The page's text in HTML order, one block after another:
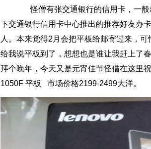
怪僧有张交通银行的信用卡，一般
下交通银行信用卡中心推出的推荐好友办
人。本来觉得2月会把平板给邮寄过来，
给我说平板到了，想想也是谁让我赶上了
拜个晚年，今天又是元宵佳节怪僧在这里
1050F 平板 市场价格2199-2499大洋。